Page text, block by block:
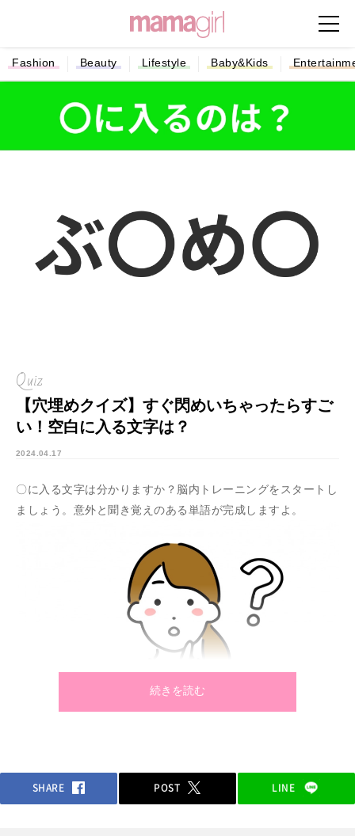
Fashion Beauty Lifestyle Baby&Kids
Quiz
【穴埋めクイズ】すぐ閃めいちゃったらすご
い！空白に入る文字は？
2024.04.17
〇に入る文字は分かりますか？脳内トレーニングをスタートし
ましょう。意外と聞き覚えのある単語が完成しますよ。
続きを読む
SHARE POST LINE